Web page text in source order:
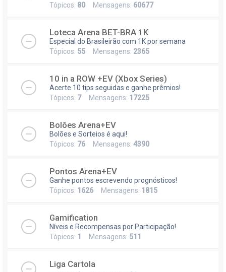
Tópicos: 80 Mensagens: 60677
Loteca Arena BET-BRA 1K
Especial do Brasileirão com 1K por semana
Tópicos: 55 Mensagens: 2365
10 in a ROW +EV (Xbox Series)
Acerte 10 tips seguidas e ganhe prêmios!
Tópicos: 7Mensagens: 17225
Bolões Arena+EV
Bolões e Sorteios é aqui!
Tópicos: 76 Mensagens: 4390
Pontos Arena+EV
Ganhe pontos escrevendo prognósticos!
Tópicos: 1626 Mensagens: 1815
Gamification
Níveis e Recompensas por Participação!
Tópicos: 1 Mensagens: 511
Liga Cartola